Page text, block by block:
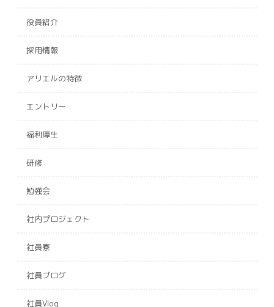
役員紹介
採用情報
アリエルの特徴
エントリー
福利厚生
研修
勉強会
社内プロジェクト
社員寮
社員ブログ
社員Vlog